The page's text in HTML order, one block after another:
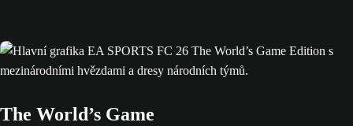
The World’s Game